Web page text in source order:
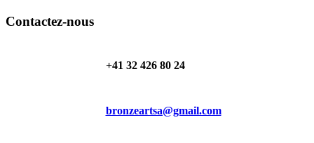
Contactez-nous
+41 32 426 80 24
bronzeartsa@gmail.com